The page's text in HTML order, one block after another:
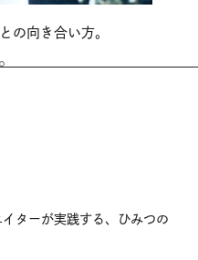
の向き合い方。
イターが実践する、ひみつの